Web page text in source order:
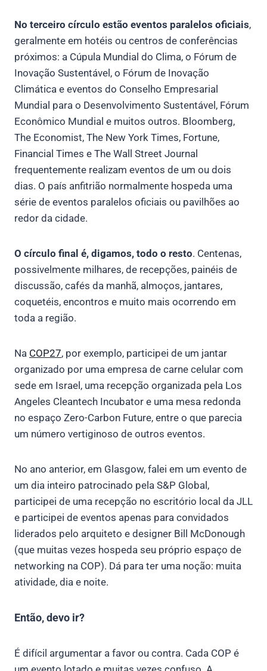
No terceiro círculo estão eventos paralelos oficiais,
geralmente em hotéis ou centros de conferências
próximos: a Cúpula Mundial do Clima, o Fórum de
Inovação Sustentável, o Fórum de Inovação
Climática e eventos do Conselho Empresarial
Mundial para o Desenvolvimento Sustentável, Fórum
Econômico Mundial e muitos outros. Bloomberg,
The Economist, The New York Times, Fortune,
Financial Times e The Wall Street Journal
frequentemente realizam eventos de um ou dois
dias. O país anfitrião normalmente hospeda uma
série de eventos paralelos oficiais ou pavilhões ao
redor da cidade.
O círculo final é, digamos, todo o resto. Centenas,
possivelmente milhares, de recepções, painéis de
discussão, cafés da manhã, almoços, jantares,
coquetéis, encontros e muito mais ocorrendo em
toda a região.
Na COP27, por exemplo, participei de um jantar
organizado por uma empresa de carne celular com
sede em Israel, uma recepção organizada pela Los
Angeles Cleantech Incubator e uma mesa redonda
no espaço Zero-Carbon Future, entre o que parecia
um número vertiginoso de outros eventos.
No ano anterior, em Glasgow, falei em um evento de
um dia inteiro patrocinado pela S&P Global,
participei de uma recepção no escritório local da JLL
e participei de eventos apenas para convidados
liderados pelo arquiteto e designer Bill McDonough
(que muitas vezes hospeda seu próprio espaço de
networking na COP). Dá para ter uma noção: muita
atividade, dia e noite.
Então, devo ir?
É difícil argumentar a favor ou contra. Cada COP é